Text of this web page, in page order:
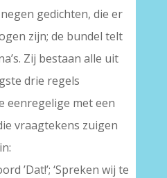
gedichten, die er
zijn; de bundel telt
Zij bestaan alle uit
drie regels
eenregelige met een
vraagtekens zuigen
’Dat!’; ‘Spreken wij te